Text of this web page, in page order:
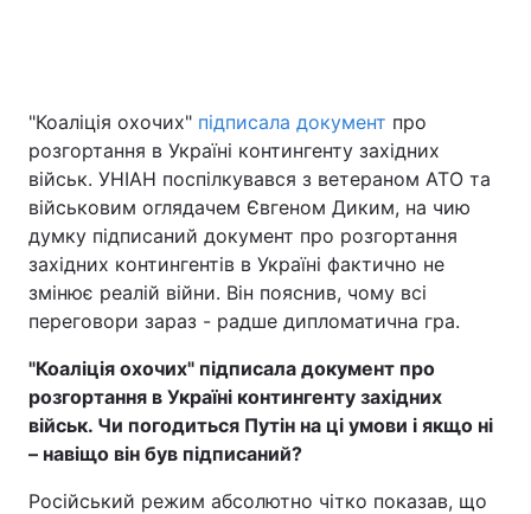
Головна
Україна Політика
Економіка Світ
Спорт Наука
Техно і зв'язок Лайт
Зброя Інциденти
Здоров'я Туризм
"Коаліція охочих" підписала документ про
розгортання в Україні контингенту західних
військ. УНІАН поспілкувався з ветераном АТО та
військовим оглядачем Євгеном Диким, на чию
думку підписаний документ про розгортання
західних контингентів в Україні фактично не
змінює реалій війни. Він пояснив, чому всі
переговори зараз - радше дипломатична гра.
"Коаліція охочих" підписала документ про
розгортання в Україні контингенту західних
військ. Чи погодиться Путін на ці умови і якщо ні
– навіщо він був підписаний?
Російський режим абсолютно чітко показав, що